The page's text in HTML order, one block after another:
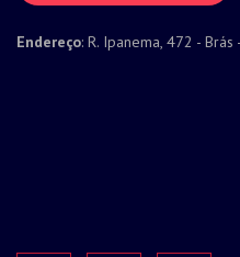
Endereço: R. Ipanema, 472 -